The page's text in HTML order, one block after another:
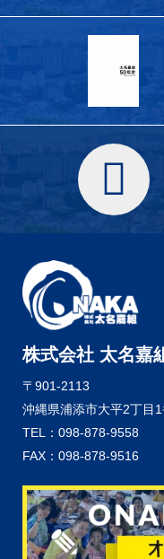
株式会社 太名嘉
〒901-2113
沖縄県浦添市大平2丁目
TEL：098-878-9558
FAX：098-878-9516